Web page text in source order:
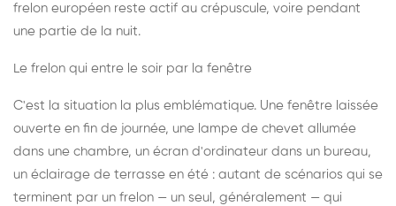
frelon européen reste actif au crépuscule, voire pendant
une partie de la nuit.
Le frelon qui entre le soir par la fenêtre
C'est la situation la plus emblématique. Une fenêtre laissée
ouverte en fin de journée, une lampe de chevet allumée
dans une chambre, un écran d'ordinateur dans un bureau,
un éclairage de terrasse en été : autant de scénarios qui se
terminent par un frelon — un seul, généralement — qui